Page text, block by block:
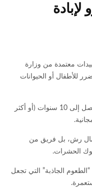
معتمدة من وزارة
للأطفال أو الحيوانات
تقدم الشركة ضماناً يصل إلى 10 سنوات (أو أكثر
رش، بل فريق من
الحشرات.
“الطعوم الجاذبة” التي تجعل